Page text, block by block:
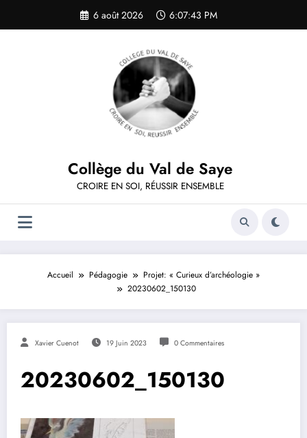
contenu
6 août 2026 6:07:43 PM
Collège du Val de Saye
CROIRE EN SOI, RÉUSSIR ENSEMBLE
Accueil Pédagogie
Projet: « Curieux d’archéologie »
20230602_150130
Xavier Cuenot 19 Juin 2023 0 Commentaires
20230602_150130